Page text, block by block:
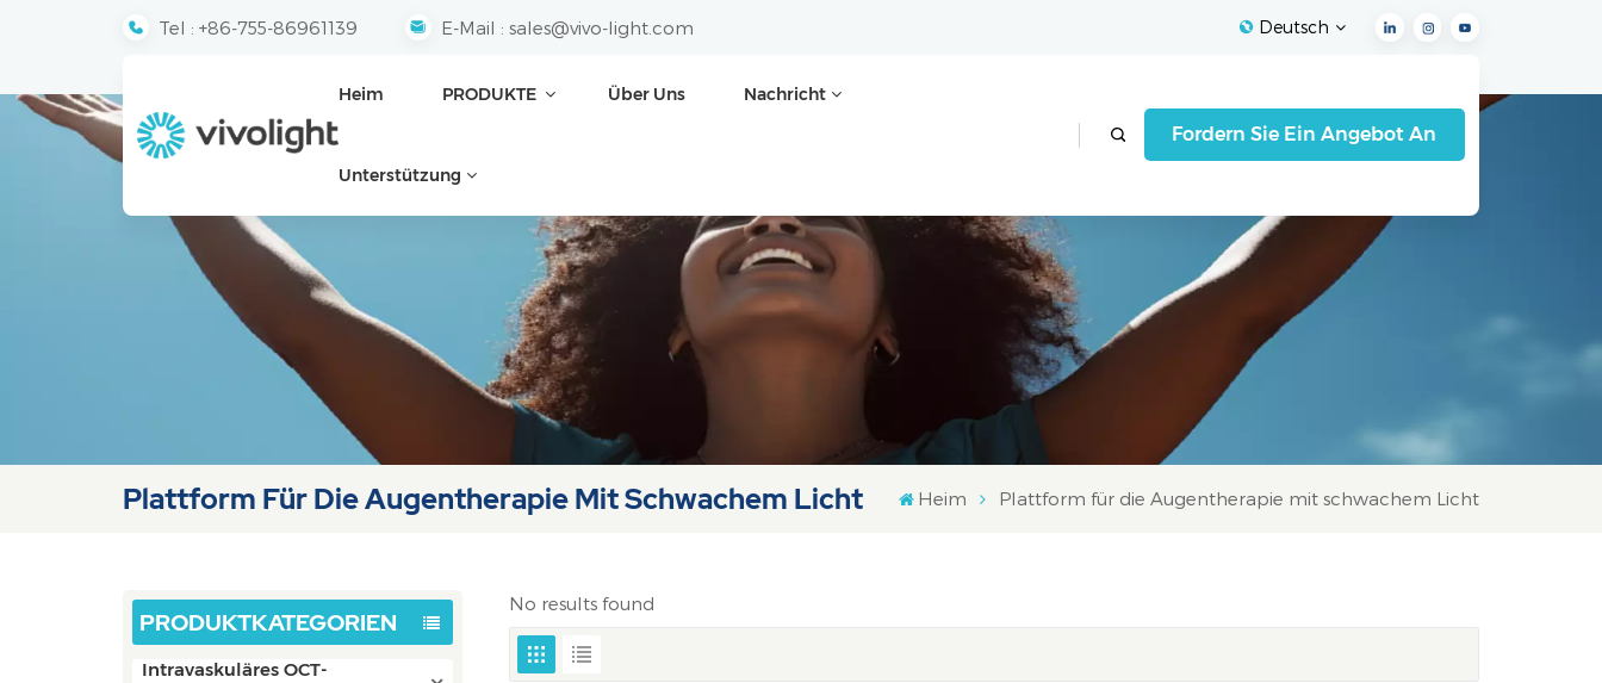
Tel : +86-755-86961139 E-Mail : sales@vivo-light.com Deutsch
English
Español
Italiano
العربية
Heim PRODUKTE Über Uns Nachricht
Unterstützung
Fordern Sie Ein Angebot An
Plattform Für Die Augentherapie Mit Schwachem Licht Heim Plattform für die Augentherapie mit schwachem Licht
PRODUKTKATEGORIEN
Intravaskuläres OCT-
No results found